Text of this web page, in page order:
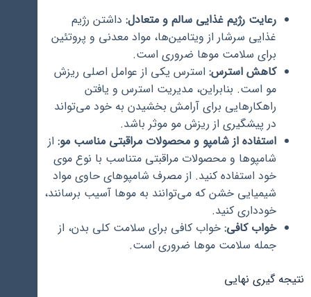
رعایت رژیم غذایی سالم و متعادل: داشتن رژیم
غذایی سرشار از ویتامین‌ها، مواد معدنی و پروتئین
برای سلامت موها ضروری است.
کاهش استرس: استرس یکی از عوامل اصلی ریزش
مو است. بنابراین، مدیریت استرس و یافتن
راهکارهایی برای آرامش بخشیدن به خود می‌تواند
در پیشگیری از ریزش مو موثر باشد.
استفاده از شامپو و محصولات مراقبتی مناسب مو: از
شامپوها و محصولات مراقبتی متناسب با نوع موی
خود استفاده کنید. از مصرف شامپوهای حاوی مواد
شیمیایی خشن که می‌توانند به موها آسیب برسانند،
خودداری کنید.
خواب کافی: خواب کافی برای سلامت کلی بدن، از
جمله سلامت موها ضروری است.
نتیجه گیری نهایی